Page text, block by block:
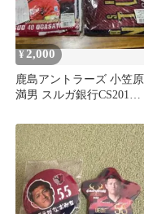
¥2,000
鹿島アントラーズ 小笠原
満男 スルガ銀行CS2016
ト